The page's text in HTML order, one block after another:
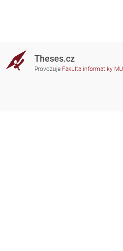
Theses.cz
Provozuje Fakulta informatiky MU